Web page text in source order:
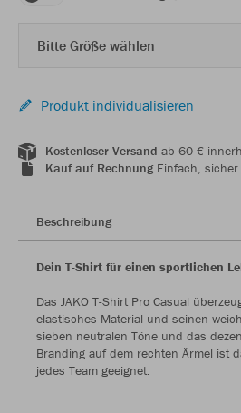
Bitte Größe wählen
Produkt individualisieren
Kostenloser Versand ab 60 €
Kauf auf RechnungEinfach,
Beschreibung
Dein T-Shirt für einen sportlichen
Das JAKO T-Shirt Pro Casual
elastisches Material und seinen
sieben neutralen Töne und das
Branding auf dem rechten Ärmel ist
jedes Team geeignet.